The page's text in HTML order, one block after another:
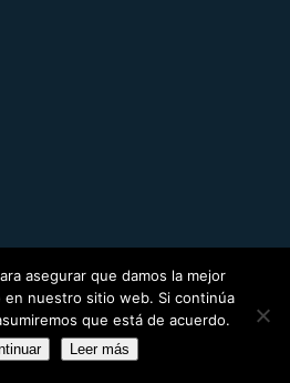
asegurar que damos la mejor
en nuestro sitio web. Si continúa
que está de acuerdo.
Leer más